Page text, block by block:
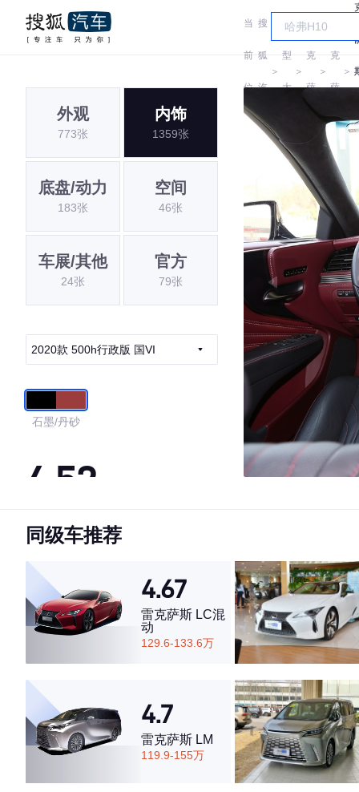
当
前
位
置:
搜
狐
汽
车
＞
车
型
大
＞
雷
克
萨
＞
克
萨
斯
＞
外观
773张
内饰
1359张
底盘/动力
183张
空间
46张
车展/其他
24张
官方
79张
2020款 500h行政版 国VI
石墨/丹砂
4.52
·外观表现一般，低于74%同级车
·空间表现一般，低于84%同级车
同级车推荐
4.67
雷克萨斯 LC混
动
129.6-133.6万
4.7
雷克萨斯 LM
119.9-155万